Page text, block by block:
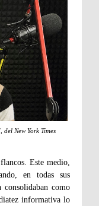
New York Times
Este medio,
en todas sus
como
informativa lo